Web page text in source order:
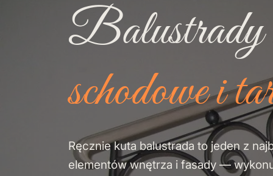
Balustrady
schodowe i
Ręcznie kuta balustrada to jeden z
elementów wnętrza i fasady —